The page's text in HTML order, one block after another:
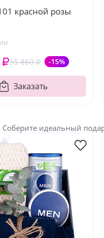
красной розы
35 860 ₽ -15%
Заказать
идеальный